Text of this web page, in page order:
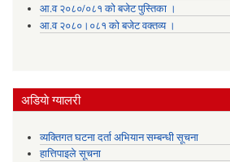
आ.व २०८०/०८१ को बजेट पुस्तिका ।
आ.व २०८०।०८१ को बजेट वक्तव्य ।
अडियाे ग्यालरी
व्यक्तिगत घटना दर्ता अभियान सम्बन्धी सूचना
हात्तिपाइले सूचना